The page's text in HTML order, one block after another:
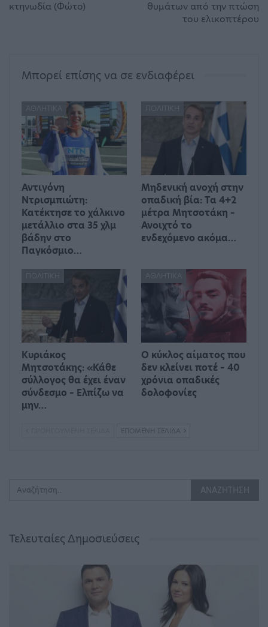
κτηνωδία (Φώτο)
θυμάτων από την πτώση
του ελικοπτέρου
Μπορεί επίσης να σε ενδιαφέρει
ΑΘΛΗΤΙΚΆ
Αντιγόνη
Ντρισμπιώτη:
Κατέκτησε το χάλκινο
μετάλλιο στα 35 χλμ
βάδην στο
Παγκόσμιο…
ΠΟΛΙΤΙΚΉ
Μηδενική ανοχή στην
οπαδική βία: Τα 4+2
μέτρα Μητσοτάκη –
Ανοιχτό το
ενδεχόμενο ακόμα…
ΠΟΛΙΤΙΚΉ
Κυριάκος
Μητσοτάκης: «Κάθε
σύλλογος θα έχει έναν
σύνδεσμο – Ελπίζω να
μην…
ΑΘΛΗΤΙΚΆ
Ο κύκλος αίματος που
δεν κλείνει ποτέ – 40
χρόνια οπαδικές
δολοφονίες
ΕΠΌΜΕΝΗ ΣΕΛΊΔΑ
Τελευταίες Δημοσιεύσεις